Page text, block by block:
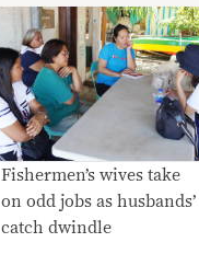
Fishermen’s wives take
on odd jobs as husbands’
catch dwindle